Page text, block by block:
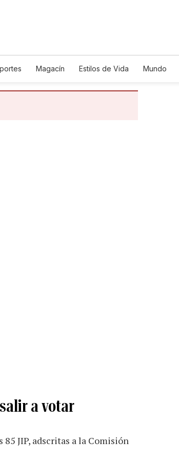
Magacín Estilos de Vida
Mundo
a votar
JIP, adscritas a la Comisión